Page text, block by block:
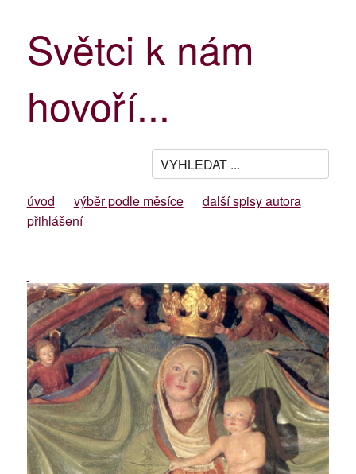
Světci k nám
hovoří...
úvod výběr podle měsíce
další spisy autora
přihlášení
-